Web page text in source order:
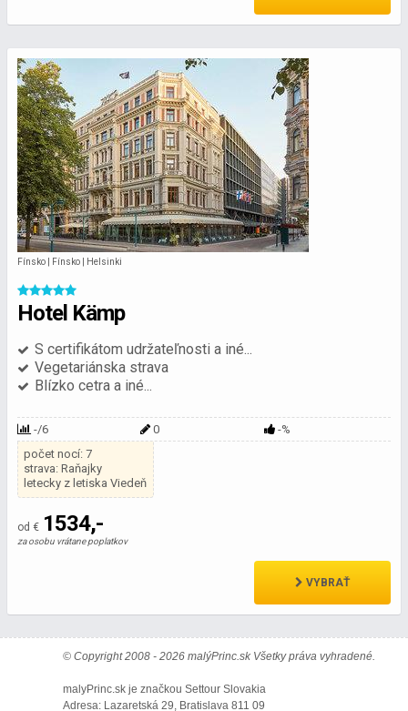
Fínsko | Fínsko | Helsinki
Hotel Kämp
S certifikátom udržateľnosti a iné...
Vegetariánska strava
Blízko cetra a iné...
-/6 0
-%
počet nocí: 7
strava: Raňajky
letecky z letiska Viedeň
od € 1534,-
za osobu vrátane poplatkov
VYBRAŤ
© Copyright 2008 - 2026 malýPrinc.sk Všetky práva vyhradené.
malyPrinc.sk je značkou Settour Slovakia
Adresa: Lazaretská 29, Bratislava 811 09